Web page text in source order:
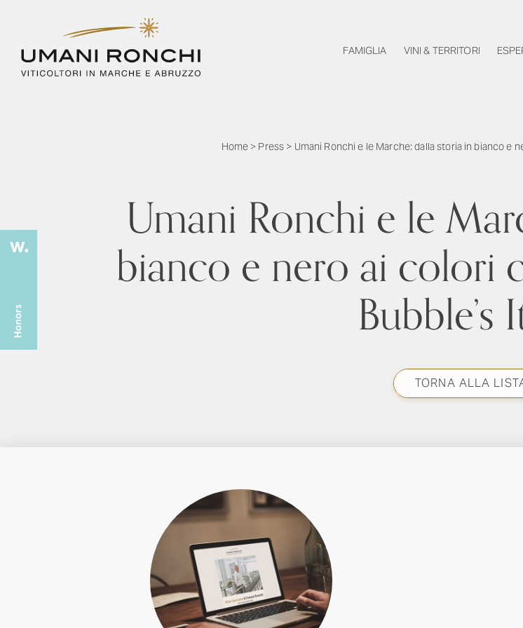
FAMIGLIA VINI & TERRITORI
Home > Press > Umani Ronchi e le Marche: dalla storia in bianco e
Umani Ronchi e le
bianco e nero ai colori
Bubble’s
TORNA ALLA